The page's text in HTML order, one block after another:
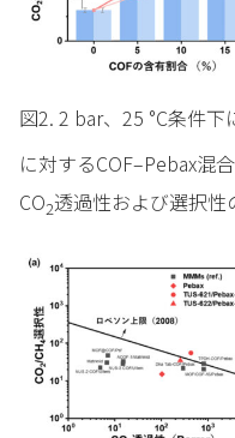
図2. 2 bar、25 °C条件下
に対するCOF–Pebax混
CO2透過性および選択性